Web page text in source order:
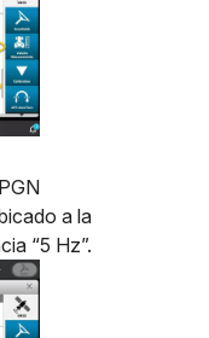
a la
“5 Hz”.